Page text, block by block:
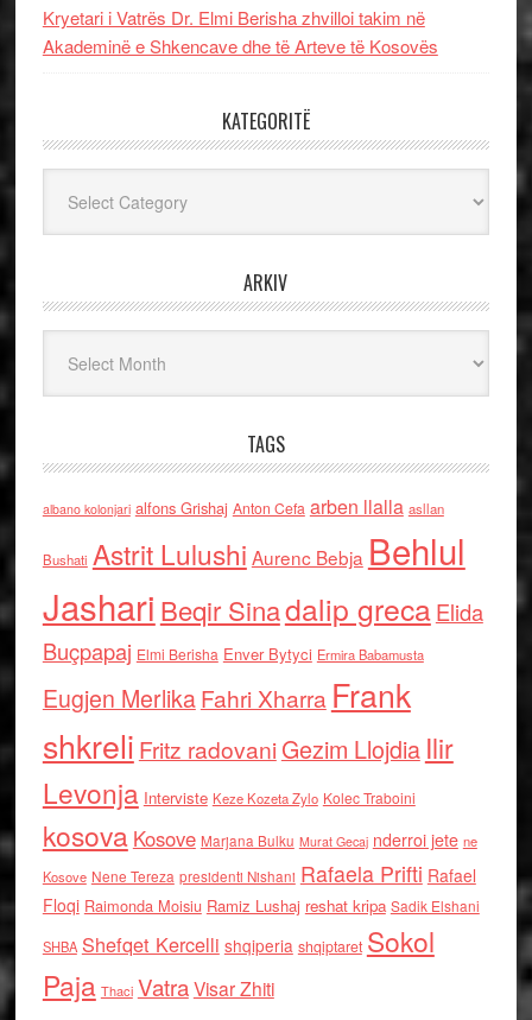
Kryetari i Vatrës Dr. Elmi Berisha zhvilloi takim në
Akademinë e Shkencave dhe të Arteve të Kosovës
KATEGORITË
ARKIV
TAGS
albano kolonjari alfons Grishaj Anton Cefa arben llalla asllan
Bushati Astrit Lulushi Aurenc Bebja Behlul
Jashari Beqir Sinadalip grecaElida
Buçpapaj Elmi Berisha Enver Bytyci Ermira Babamusta
Eugjen MerlikaFahri Xharra Frank
shkreli Fritz radovaniGezim Llojdia Ilir
Levonja Interviste Keze Kozeta Zylo Kolec Traboini
kosova Kosove Marjana Bulku Murat Gecaj nderroi jete ne
Kosove Nene Tereza presidenti Nishani Rafaela Prifti Rafael
Floqi Raimonda Moisiu Ramiz Lushaj reshat kripa Sadik Elshani
SHBA Shefqet Kercelli shqiperia shqiptaret Sokol
Paja Thaci VatraVisar Zhiti